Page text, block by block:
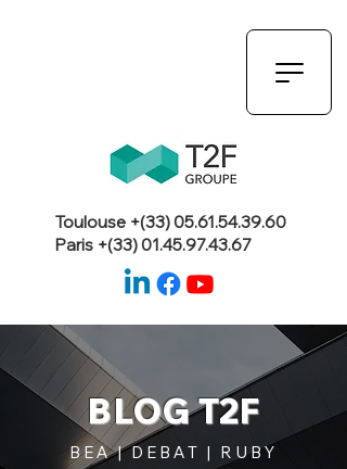
Toulouse +(33)05.61.54.39.60
Paris +(33)01.45.97.43.67
BLOG T2F
BEA | DEBAT | RUBY